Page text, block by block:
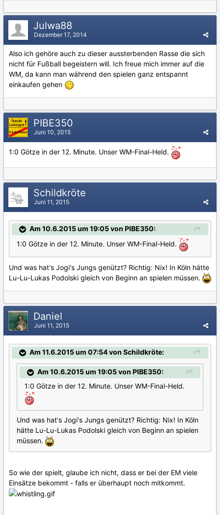
Julwa88
Dezember 17, 2014
Also ich gehöre auch zu dieser aussterbenden Rasse die sich
nicht für Fußball begeistern will. Ich freue mich immer auf die
WM, da kann man während den spielen ganz entspannt
einkaufen gehen
PIBE350
Juni 10, 2015
1:0 Götze in der 12. Minute. Unser WM-Final-Held.
Schildkröte
Juni 11, 2015
Am 10.6.2015 um 19:05 von PIBE350:
1:0 Götze in der 12. Minute. Unser WM-Final-Held.
Und was hat's Jogi's Jungs genützt? Richtig: Nix! In Köln hätte
Lu-Lu-Lukas Podolski gleich von Beginn an spielen müssen.
Daniel
Juni 11, 2015
Am 11.6.2015 um 07:54 von Schildkröte:
Am 10.6.2015 um 19:05 von PIBE350:
1:0 Götze in der 12. Minute. Unser WM-Final-Held.
Und was hat's Jogi's Jungs genützt? Richtig: Nix! In Köln
hätte Lu-Lu-Lukas Podolski gleich von Beginn an spielen
müssen.
So wie der spielt, glaube ich nicht, dass er bei der EM viele
Einsätze bekommt - falls er überhaupt noch mitkommt.